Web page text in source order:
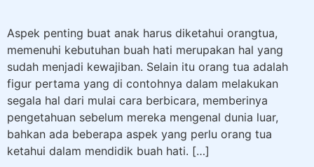
Aspek penting buat anak harus diketahui orangtua,
memenuhi kebutuhan buah hati merupakan hal yang
sudah menjadi kewajiban. Selain itu orang tua adalah
figur pertama yang di contohnya dalam melakukan
segala hal dari mulai cara berbicara, memberinya
pengetahuan sebelum mereka mengenal dunia luar,
bahkan ada beberapa aspek yang perlu orang tua
ketahui dalam mendidik buah hati. […]